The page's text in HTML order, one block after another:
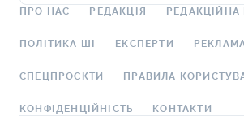
ПРО НАС РЕДАКЦІЯ РЕДАКЦІЙНА
ПОЛІТИКА ШІ ЕКСПЕРТИ
СПЕЦПРОЄКТИ ПРАВИЛА
КОНФІДЕНЦІЙНІСТЬ КОНТАКТИ